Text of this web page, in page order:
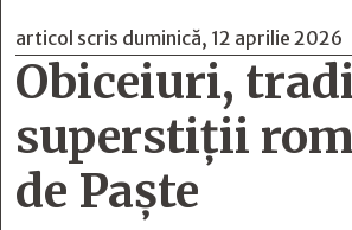
articol scris duminică, 12 aprilie 2026
Obiceiuri,
superstiții
de Paște